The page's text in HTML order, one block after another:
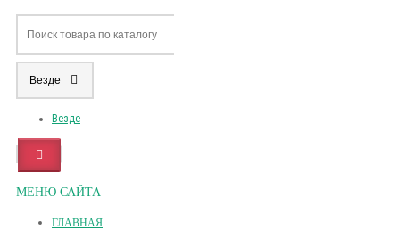
Везде
Везде
МЕНЮ САЙТА
ГЛАВНАЯ